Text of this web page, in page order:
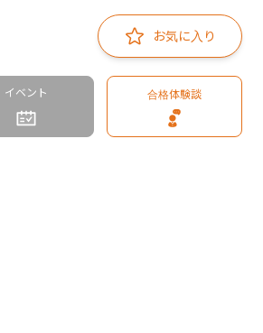
お気に入り
イベント 合格体験談